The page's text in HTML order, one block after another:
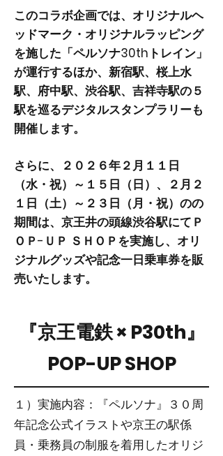
このコラボ企画では、オリジナルヘ
ッドマーク・オリジナルラッピング
を施した「ペルソナ30thトレイン」
が運行するほか、新宿駅、桜上水
駅、府中駅、渋谷駅、吉祥寺駅の５
駅を巡るデジタルスタンプラリーも
開催します。
さらに、２０２６年２月１１日
（水・祝）～１５日（日）、２月２
１日（土）～２３日（月・祝）のの
期間は、京王井の頭線渋谷駅にてＰ
ＯＰ-ＵＰ ＳＨＯＰを実施し、オリ
ジナルグッズや記念一日乗車券を販
売いたします。
『京王電鉄 × P30th』
POP-UP SHOP
１）実施内容：『ペルソナ』３０周
年記念公式イラストや京王の駅係
員・乗務員の制服を着用したオリジ